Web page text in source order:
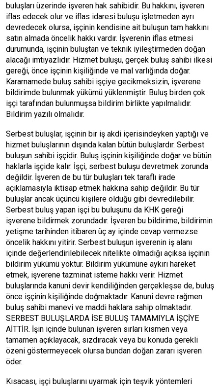
buluşları üzerinde işveren hak sahibidir. Bu hakkını, işveren
iflas edecek olur ve iflas idaresi buluşu işletmeden ayrı
devredecek olursa, işçinin kendisine ait buluşun tam hakkını
satın almada öncelik hakkı vardır. İşverenin iflas etmesi
durumunda, işçinin buluştan ve teknik iyileştirmeden doğan
alacağı imtiyazlıdır. Hizmet buluşu, gerçek buluş sahibi ilkesi
gereği, önce işçinin kişiliğinde ve mal varlığında doğar.
Kararnamede buluş sahibi işçiye gecikmeksizin, işverene
bildirimde bulunmak yükümü yüklenmiştir. Buluş birden çok
işçi tarafından bulunmuşsa bildirim birlikte yapılmalıdır.
Bildirim yazılı olmalıdır.
Serbest buluşlar, işçinin bir iş akdi içerisindeyken yaptığı ve
hizmet buluşlarının dışında kalan bütün buluşlardır. Serbest
buluşun sahibi işçidir. Buluş işçinin kişiliğinde doğar ve bütün
haklarla işçide kalır. İşçi, serbest buluşu devretmek zorunda
değildir. İşveren de bu tür buluşları tek taraflı irade
açıklamasıyla iktisap etmek hakkına sahip değildir. Bu tür
buluşlar ancak üçüncü kişilere olduğu gibi devredilebilir.
Serbest buluş yapan işçi bu buluşunu da KHK gereği
işverene bildirmek zorundadır. İşveren bu bildirime, bildirimin
yetişme tarihinden itibaren üç ay içinde cevap vermezse
öncelik hakkını yitirir. Serbest buluşun işverenin iş alanı
içinde değerlendirilebilecek nitelikte olmadığı açıksa işçinin
bildirim yükümü yoktur. Bildirim yükümüne aykırı hareket
etmek, işverene tazminat isteme hakkı verir. Hizmet
buluşlarında kanuni devir kendiliğinden gerçekleşse de, buluş
önce işçinin kişiliğinde doğmaktadır. Kanuni devre rağmen
buluş sahibi manevi ve maddi haklara sahip olmaktadır.
SERBEST BULUŞLARDA İSE BULUŞ TAMAMIYLA İŞÇİYE
AİTTİR. İşin içinde bulunan işveren sırları kısmen veya
tamamen açıklayacak, sızdıracak veya bu konuda gerekli
özeni göstermeyecek olursa bundan doğan zararı işveren
öder.
Kısacası, işçi buluşlarını uyarmak için teşvik yöntemleri